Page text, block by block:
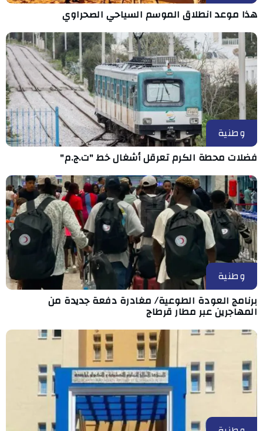
هذا موعد انطلاق الموسم السياحي الصحراوي
وطنية
فضلات محطة الكرم تعرقل أشغال خط "ت.ج.م"
وطنية
برنامج العودة الطوعية/ مغادرة دفعة جديدة من
المهاجرين عبر مطار قرطاج